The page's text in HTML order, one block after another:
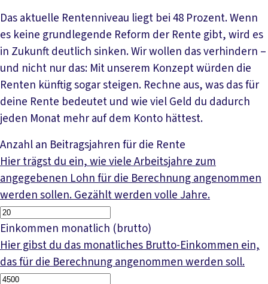
Das aktuelle Rentenniveau liegt bei 48 Prozent. Wenn
es keine grundlegende Reform der Rente gibt, wird es
in Zukunft deutlich sinken. Wir wollen das verhindern –
und nicht nur das: Mit unserem Konzept würden die
Renten künftig sogar steigen. Rechne aus, was das für
deine Rente bedeutet und wie viel Geld du dadurch
jeden Monat mehr auf dem Konto hättest.
Anzahl an Beitragsjahren für die Rente
Hier trägst du ein, wie viele Arbeitsjahre zum
angegebenen Lohn für die Berechnung angenommen
werden sollen. Gezählt werden volle Jahre.
Einkommen monatlich (brutto)
Hier gibst du das monatliches Brutto-Einkommen ein,
das für die Berechnung angenommen werden soll.